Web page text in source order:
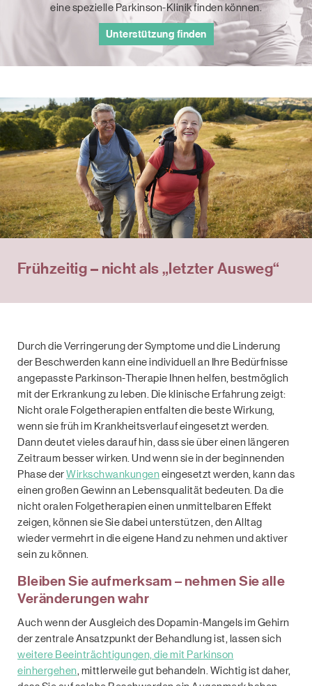
eine spezielle Parkinson-Klinik finden können.
Unterstützung finden
Frühzeitig – nicht als „letzter Ausweg“
Durch die Verringerung der Symptome und die Linderung
der Beschwerden kann eine individuell an Ihre Bedürfnisse
angepasste Parkinson-Therapie Ihnen helfen, bestmöglich
mit der Erkrankung zu leben. Die klinische Erfahrung zeigt:
Nicht orale Folgetherapien entfalten die beste Wirkung,
wenn sie früh im Krankheitsverlauf eingesetzt werden.
Dann deutet vieles darauf hin, dass sie über einen längeren
Zeitraum besser wirken. Und wenn sie in der beginnenden
Phase derWirkschwankungeneingesetzt werden, kann das
einen großen Gewinn an Lebensqualität bedeuten. Da die
nicht oralen Folgetherapien einen unmittelbaren Eﬀekt
zeigen, können sie Sie dabei unterstützen, den Alltag
wieder vermehrt in die eigene Hand zu nehmen und aktiver
sein zu können.
Bleiben Sie aufmerksam – nehmen Sie alle
Veränderungen wahr
Auch wenn der Ausgleich des Dopamin-Mangels im Gehirn
der zentrale Ansatzpunkt der Behandlung ist, lassen sich
weitere Beeinträchtigungen, die mit Parkinson
einhergehen , mittlerweile gut behandeln. Wichtig ist daher,